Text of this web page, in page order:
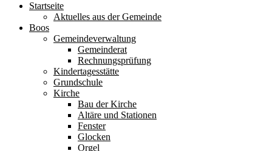
Startseite
Aktuelles aus der Gemeinde
Boos
Gemeindeverwaltung
Gemeinderat
Rechnungsprüfung
Kindertagesstätte
Grundschule
Kirche
Bau der Kirche
Altäre und Stationen
Fenster
Glocken
Orgel